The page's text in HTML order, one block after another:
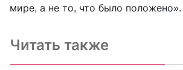
мире, а не то, что было положено».
Читать также